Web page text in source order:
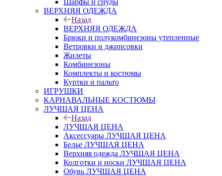
Шарфы и снуды
ВЕРХНЯЯ ОДЕЖДА
Назад
ВЕРХНЯЯ ОДЕЖДА
Брюки и полукомбинезоны утепленные
Ветровки и джинсовки
Жилеты
Комбинезоны
Комплекты и костюмы
Куртки и пальто
ИГРУШКИ
КАРНАВАЛЬНЫЕ КОСТЮМЫ
ЛУЧШАЯ ЦЕНА
Назад
ЛУЧШАЯ ЦЕНА
Аксессуары ЛУЧШАЯ ЦЕНА
Белье ЛУЧШАЯ ЦЕНА
Верхняя одежда ЛУЧШАЯ ЦЕНА
Колготки и носки ЛУЧШАЯ ЦЕНА
Обувь ЛУЧШАЯ ЦЕНА